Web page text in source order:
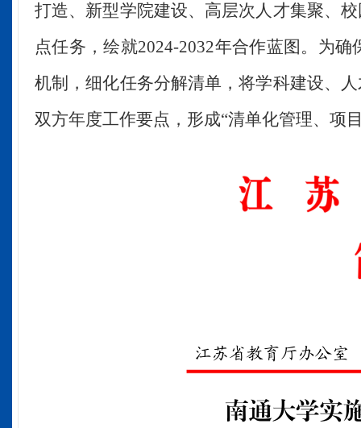
打造、新型学院建设、高层次人才集聚、
点任务，绘就2024-2032年合作蓝图。为
机制，细化任务分解清单，将学科建设、
双方年度工作要点，形成“清单化管理、项